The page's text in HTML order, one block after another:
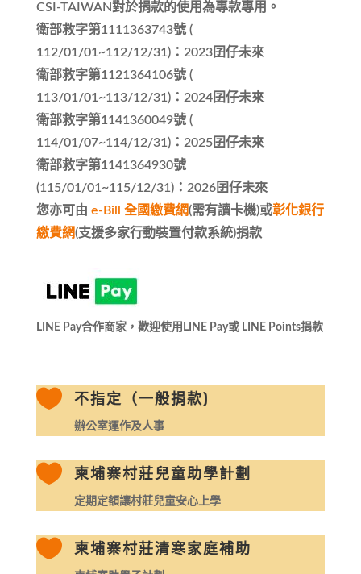
CSI-TAIWAN對於捐款的使用為專款專用。
衛部救字第1111363743號 (
112/01/01~112/12/31)：2023囝仔未來
衛部救字第1121364106號 (
113/01/01~113/12/31)：2024囝仔未來
衛部救字第1141360049號 (
114/01/07~114/12/31)：2025囝仔未來
衛部救字第1141364930號
(115/01/01~115/12/31)：2026囝仔未來
您亦可由 e-Bill 全國繳費網(需有讀卡機)或彰化銀行
繳費網(支援多家行動裝置付款系統)捐款
LINE Pay合作商家，歡迎使用LINE Pay或 LINE Points捐款
 不指定（一般捐款)
辦公室運作及人事
 柬埔寨村莊兒童助學計劃
定期定額讓村莊兒童安心上學
 柬埔寨村莊清寒家庭補助